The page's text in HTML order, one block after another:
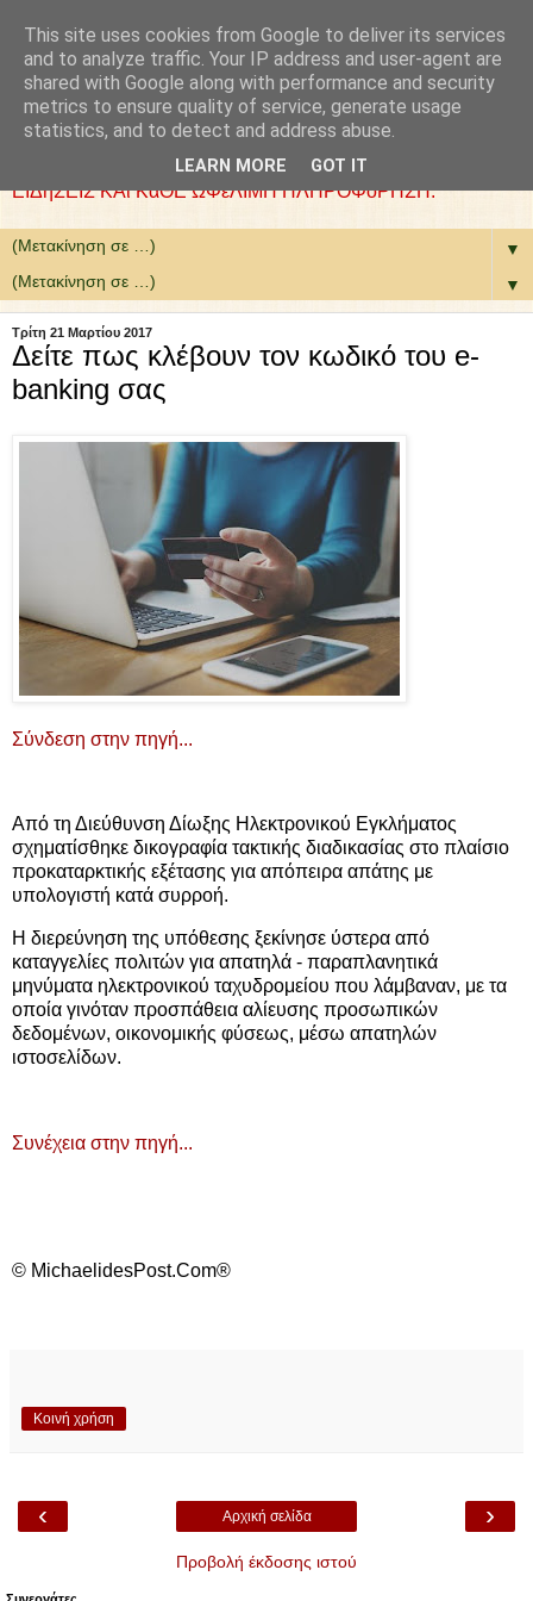
: COLLaZ NeWS aND
MoRE
ΘέΛΟΥΜΕ ΝΑ ΕίΜΑΣΤΕ ΧΡήΣΙΜΟΙ. ΕΠΙΛέΓΟΥΜΕ
ΕΙΔήΣΕΙΣ ΚΑι ΚάΘΕ ΩΦέΛΙΜΗ ΠΛΗΡΟΦόΡΗΣΗ.
▼
▼
Τρίτη 21 Μαρτίου 2017
Δείτε πως κλέβουν τον κωδικό του e-
banking σας
Σύνδεση στην πηγή...
Από τη Διεύθυνση Δίωξης Ηλεκτρονικού Εγκλήματος
σχηματίσθηκε δικογραφία τακτικής διαδικασίας στο πλαίσιο
προκαταρκτικής εξέτασης για απόπειρα απάτης με
υπολογιστή κατά συρροή.
H διερεύνηση της υπόθεσης ξεκίνησε ύστερα από
καταγγελίες πολιτών για απατηλά - παραπλανητικά
μηνύματα ηλεκτρονικού ταχυδρομείου που λάμβαναν, με τα
οποία γινόταν προσπάθεια αλίευσης προσωπικών
δεδομένων, οικονομικής φύσεως, μέσω απατηλών
ιστοσελίδων.
Συνέχεια στην πηγή...
© MichaelidesPost.Com®
Κοινή χρήση
‹ ›
Αρχική σελίδα
Προβολή έκδοσης ιστού
This site uses cookies from Google to deliver its services
and to analyze traffic. Your IP address and user-agent are
shared with Google along with performance and security
metrics to ensure quality of service, generate usage
statistics, and to detect and address abuse.
LEARN MORE GOT IT